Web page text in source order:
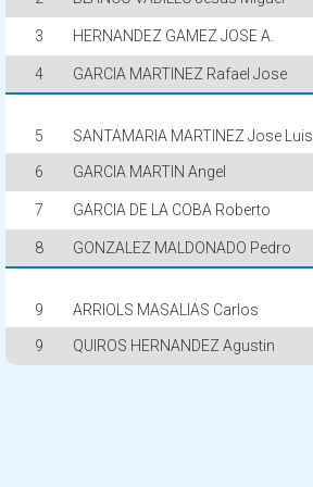
3 HERNANDEZ GAMEZ JOSE A.
4 GARCIA MARTINEZ Rafael Jose
5 SANTAMARIA MARTINEZ Jose Luis
6 GARCIA MARTIN Angel
7 GARCIA DE LA COBA Roberto
8 GONZALEZ MALDONADO Pedro
9 ARRIOLS MASALIAS Carlos
9 QUIROS HERNANDEZ Agustin